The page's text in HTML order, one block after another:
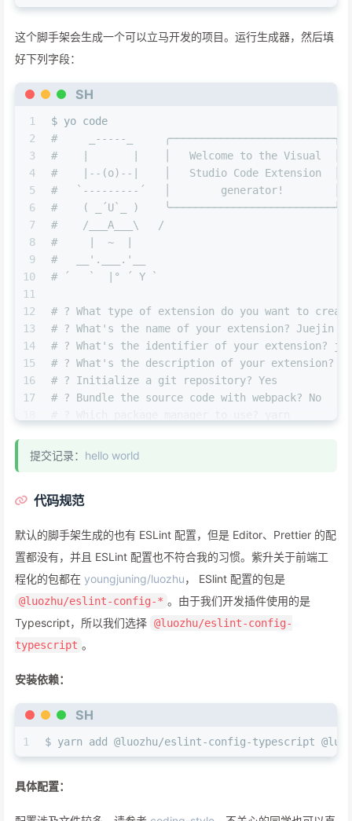
这个脚手架会生成一个可以立马开发的项目。运行生成器，然后填
好下列字段：
SH
1
2
3
4
5
6
7
8
9
10
11
12
13
14
15
16
17
20
$ yo code
#     _-----_     ╭──────────────────────────╮
#    |       |    │   Welcome to the Visual  │
#    |--(o)--|    │   Studio Code Extension  │
#   `---------´   │        generator!        │
#    ( _´U`_ )    ╰──────────────────────────╯
#    /___A___\   /
#     |  ~  |
#   __'.___.'__
# ´   `  |° ´ Y `
# ? What type of extension do you want to
# ? What's the name of your extension? Juejin
# ? What's the identifier of your extension?
# ? What's the description of your extension? 掘
# ? Initialize a git repository? Yes
# ? Bundle the source code with webpack? No
$ code ./juejin-posts
提交记录： hello world
代码规范
默认的脚手架生成的也有 ESLint 配置，但是 Editor、Prettier 的配
置都没有，并且 ESLint 配置也不符合我的习惯。紫升关于前端工
程化的包都在 youngjuning/luozhu， ESlint 配置的包是
@luozhu/eslint-config-* 。由于我们开发插件使用的是
Typescript，所以我们选择 @luozhu/eslint-config-
typescript 。
安装依赖：
SH
1 $ yarn add @luozhu/eslint-config-typescript
具体配置：